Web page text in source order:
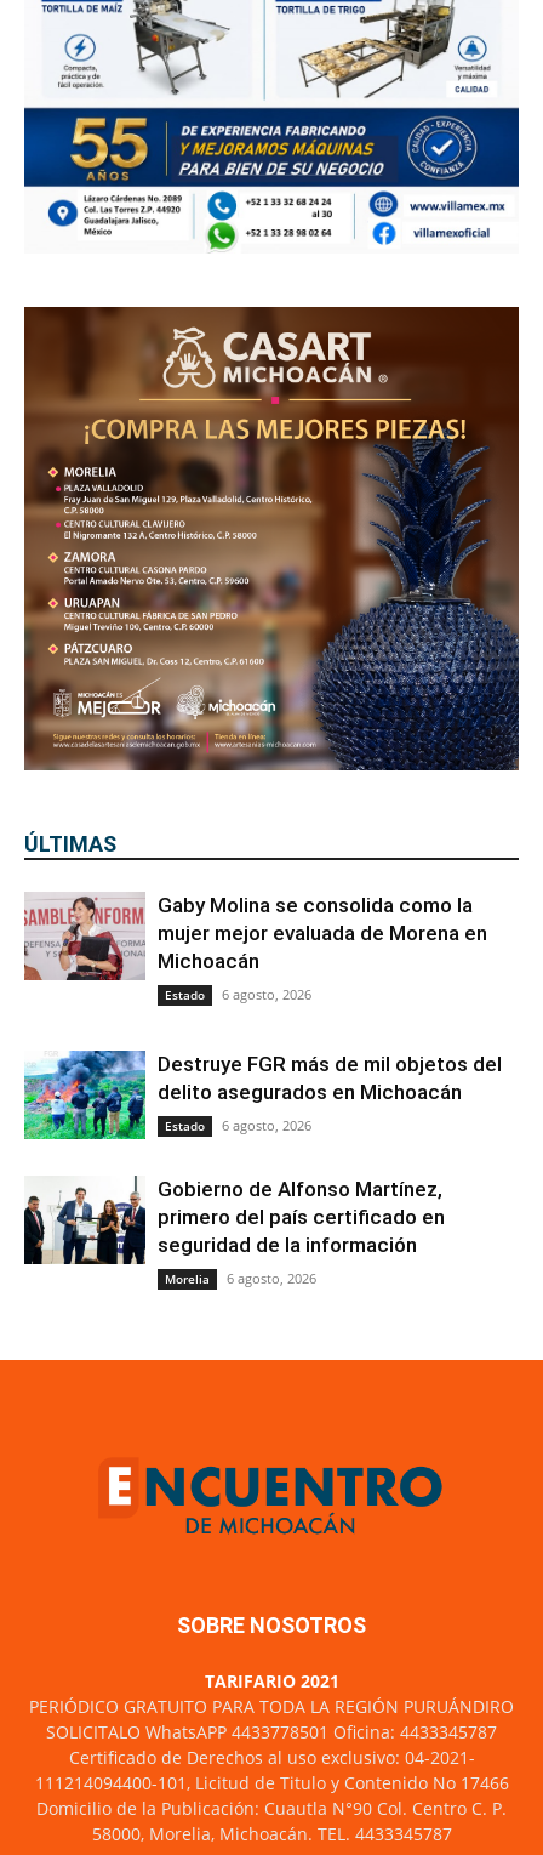
ÚLTIMAS
Gaby Molina se consolida como la
mujer mejor evaluada de Morena en
Michoacán
Estado 6 agosto, 2026
Destruye FGR más de mil objetos del
delito asegurados en Michoacán
Estado 6 agosto, 2026
Gobierno de Alfonso Martínez,
primero del país certificado en
seguridad de la información
Morelia 6 agosto, 2026
SOBRE NOSOTROS
TARIFARIO 2021
PERIÓDICO GRATUITO PARA TODA LA REGIÓN PURUÁNDIRO
SOLICITALO WhatsAPP 4433778501 Oficina: 4433345787
Certificado de Derechos al uso exclusivo: 04-2021-
111214094400-101, Licitud de Titulo y Contenido No 17466
Domicilio de la Publicación: Cuautla N°90 Col. Centro C. P.
58000, Morelia, Michoacán. TEL. 4433345787